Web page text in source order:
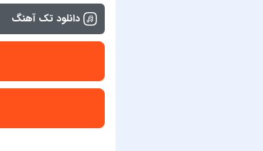
دانلود تک آهنگ